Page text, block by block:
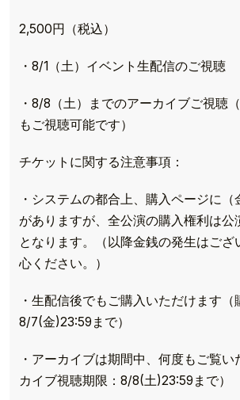
2,500円（税込）
・8/1（土）イベント生配信のご視聴
・8/8（土）までのアーカイブご視聴
もご視聴可能です）
チケットに関する注意事項：
・システムの都合上、購入ページに
がありますが、全公演の購入権利は公
となります。（以降金銭の発生はござ
心ください。）
・生配信後でもご購入いただけます（
8/7(金)23:59まで）
・アーカイブは期間中、何度もご覧
カイブ視聴期限：8/8(土)23:59まで）